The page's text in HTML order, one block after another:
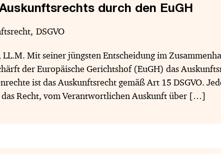
durch den EuGH
DSGVO
Mit seiner jüngsten Entscheidung im
der Europäische Gerichtshof (EuGH) das
ist das Auskunftsrecht gemäß Art 15 DSGVO.
Recht, vom Verantwortlichen Auskunft über […]